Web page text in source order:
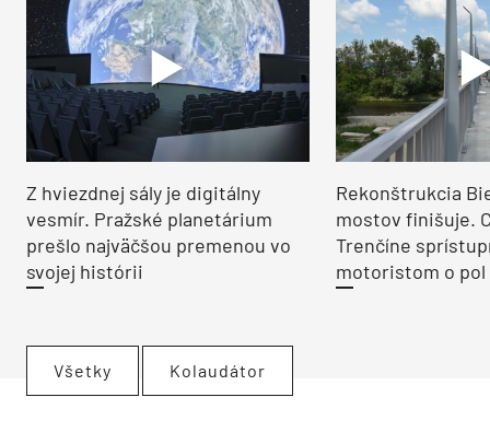
Z hviezdnej sály je digitálny
vesmír. Pražské planetárium
prešlo najväčšou premenou vo
svojej histórii
Rekonštrukcia
mostov finišuje.
Trenčíne
motoristom o pol
Všetky Kolaudátor